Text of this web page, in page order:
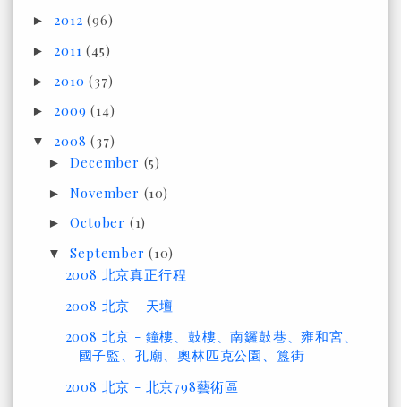
► 2012(96)
► 2011(45)
► 2010(37)
► 2009(14)
▼ 2008(37)
►December (5)
►November (10)
►October (1)
▼September(10)
2008 北京真正行程
2008 北京 - 天壇
2008 北京 - 鐘樓、鼓樓、南鑼鼓巷、雍和宮、
國子監、孔廟、奧林匹克公園、簋街
2008 北京 - 北京798藝術區